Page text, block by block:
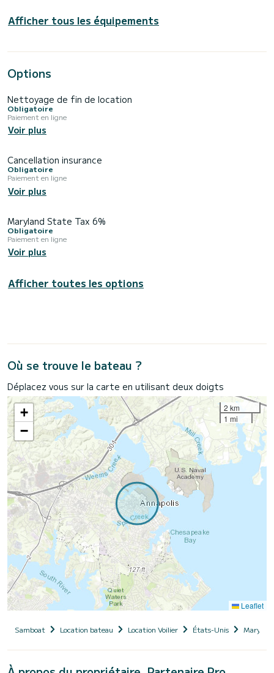
Afficher tous les équipements
Options
Nettoyage de fin de location
Obligatoire
Paiement en ligne
Voir plus
Cancellation insurance
Obligatoire
Paiement en ligne
Voir plus
Maryland State Tax 6%
Obligatoire
Paiement en ligne
Voir plus
Afficher toutes les options
Où se trouve le bateau ?
Déplacez vous sur la carte en utilisant deux doigts
+
−
2 km
1 mi
Leaflet
Samboat Location bateau Location Voilier États-Unis Maryland